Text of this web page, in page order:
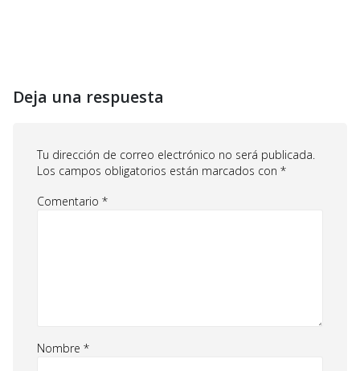
Deja una respuesta
Tu dirección de correo electrónico no será publicada.
Los campos obligatorios están marcados con *
Comentario *
Nombre *